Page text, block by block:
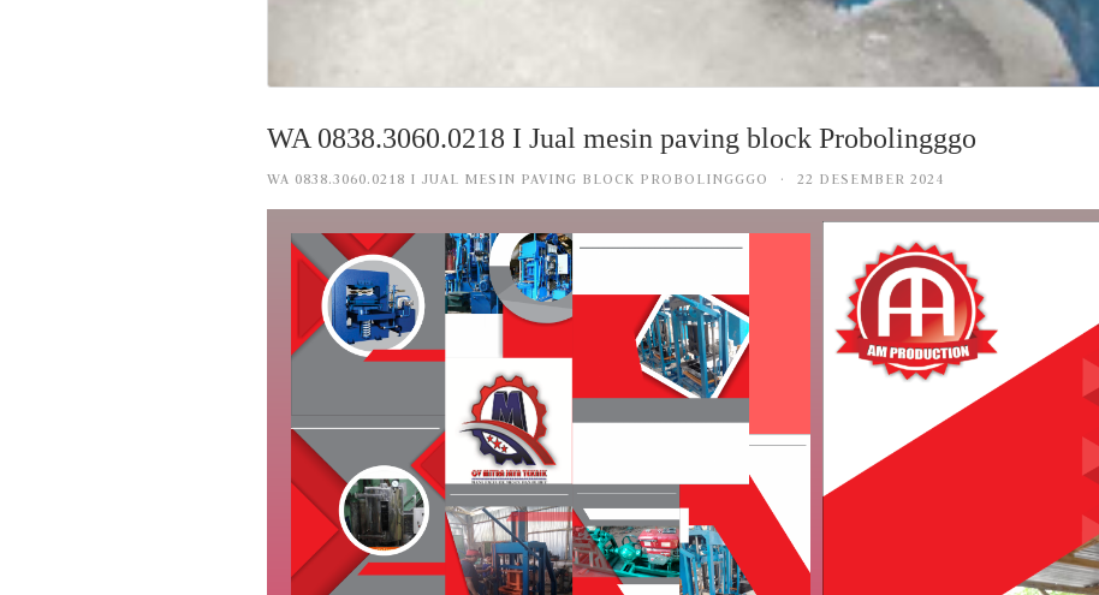
WA 0838.3060.0218 I Jual mesin paving block Probolingggo
WA 0838.3060.0218 I JUAL MESIN PAVING BLOCK PROBOLINGGGO · 22 DESEMBER 2024